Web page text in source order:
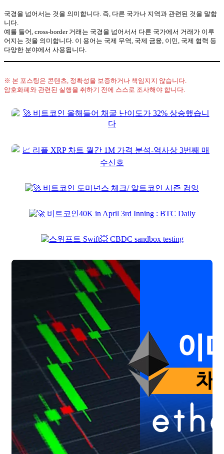
국경을 넘어서는 것을 의미합니다. 즉, 다른 국가나 지역과 관련된 것을 말합
니다.
예를 들어, cross-border 거래는 국경을 넘어서서 다른 국가에서 거래가 이루
어지는 것을 의미합니다. 이 용어는 국제 무역, 국제 금융, 이민, 국제 협력 등
다양한 분야에서 사용됩니다.
※ 본 포스팅은 콘텐츠, 정확성을 보증하거나 책임지지 않습니다.
암호화폐와 관련된 실행을 취하기 전에 스스로 조사해야 합니다.